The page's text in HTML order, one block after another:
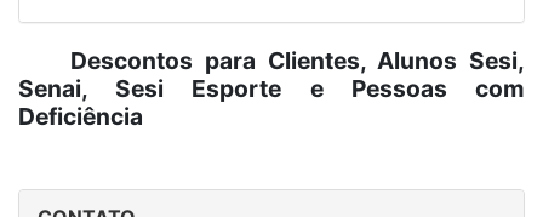
Descontos para Clientes, Alunos Sesi,
Senai, Sesi Esporte e Pessoas com
Deficiência